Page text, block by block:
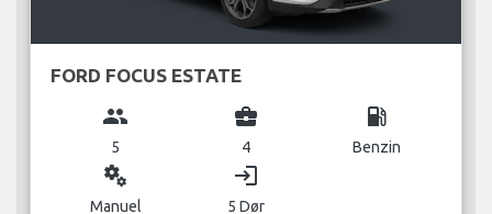
FORD FOCUS ESTATE
group
5
business_center
4
local_gas_station
Benzin
miscellaneous_services
Manuel
login
5 Dør